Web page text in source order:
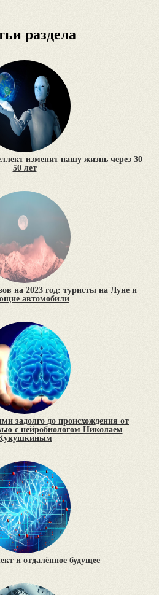
раздела
изменит нашу жизнь через 30–
50 лет
на 2023 год: туристы на Луне и
автомобили
задолго до происхождения от
с нейробиологом Николаем
и отдалённое будущее